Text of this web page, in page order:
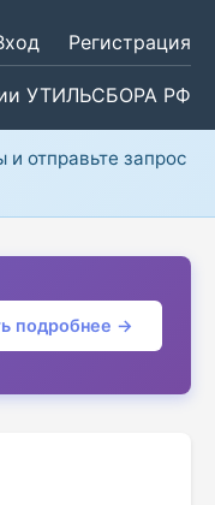
Регистрация
УТИЛЬСБОРА РФ
отправьте запрос
подробнее →